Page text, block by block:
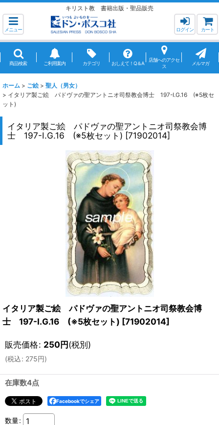
キリスト教 書籍出版・聖品販売
メニュー ログイン カート
商品検索 ご利用案内 カテゴリ おしえて！Q＆A
店舗へのアクセ
ス
メルマガ
ホーム > ご絵 > 聖人（男女）
> イタリア製ご絵 パドヴァの聖アントニオ司祭教会博士 197-I.G.16 (※5枚セ
ット)
イタリア製ご絵 パドヴァの聖アントニオ司祭教会博
士 197-I.G.16 (※5枚セット) [71902014]
イタリア製ご絵 パドヴァの聖アントニオ司祭教会博
士 197-I.G.16 (※5枚セット) [71902014]
販売価格: 250円(税別)
(税込: 275円)
在庫数4点
Facebookでシェア
数量: